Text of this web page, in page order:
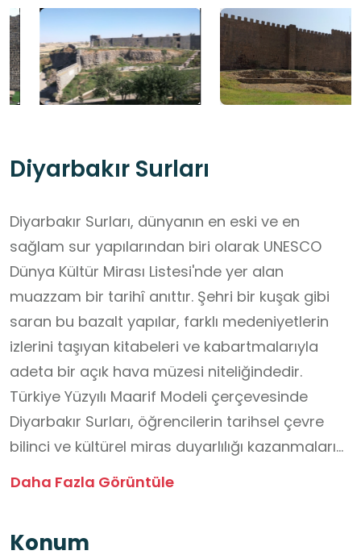
Diyarbakır Surları
Diyarbakır Surları, dünyanın en eski ve en
sağlam sur yapılarından biri olarak UNESCO
Dünya Kültür Mirası Listesi'nde yer alan
muazzam bir tarihî anıttır. Şehri bir kuşak gibi
saran bu bazalt yapılar, farklı medeniyetlerin
izlerini taşıyan kitabeleri ve kabartmalarıyla
adeta bir açık hava müzesi niteliğindedir.
Türkiye Yüzyılı Maarif Modeli çerçevesinde
Diyarbakır Surları, öğrencilerin tarihsel çevre
bilinci ve kültürel miras duyarlılığı kazanmaları
için temel bir öğrenme alanıdır. Modelin
mühendislik ve sanat başarısını gösterirken
Daha Fazla Görüntüle
Konum